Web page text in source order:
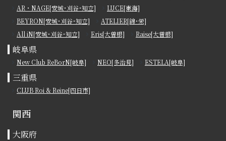
AR・NAGE[安城･刈谷･知立]
LUCE[東海]
BEYRON[安城･刈谷･知立]
ATELIER[錦･栄]
All iN[安城･刈谷･知立]
Eris[大曽根] Raise[大曽根]
岐阜県
New Club ReBorN[岐阜] NEO[多治見] ESTELA[岐阜]
三重県
CLUB Roi & Reine[四日市]
関西
大阪府